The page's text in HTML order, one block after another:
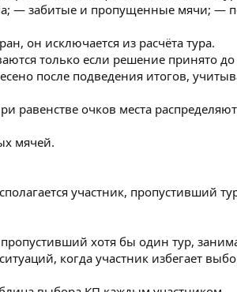
— забитые и пропущенные мячи; —
он исключается из расчёта тура.
только если решение принято
после подведения итогов,
равенстве очков места
мячей.
участник, пропустивший
хотя бы один тур,
когда участник избегает